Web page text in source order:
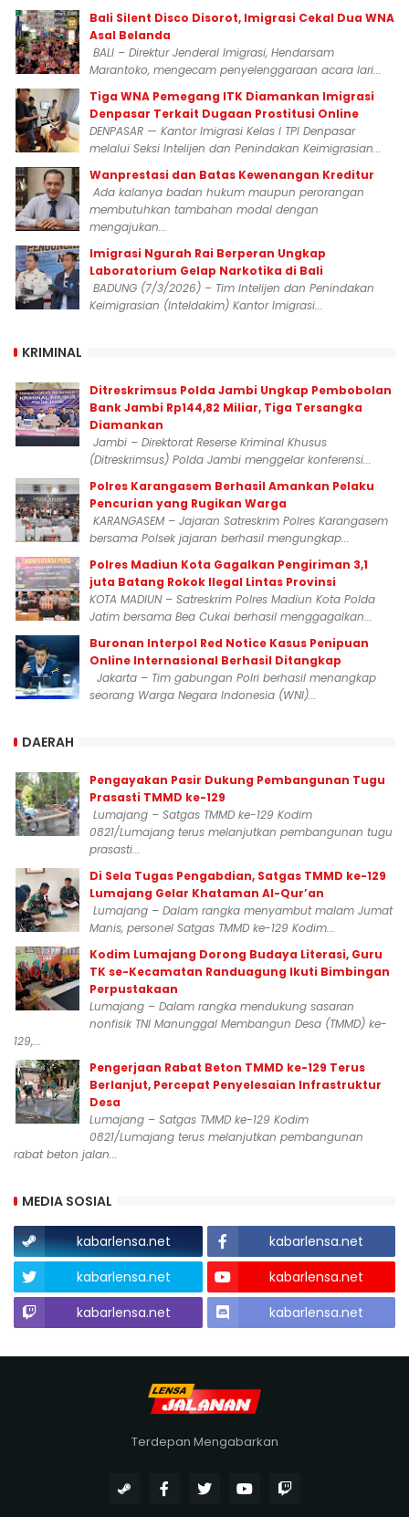
Bali Silent Disco Disorot, Imigrasi Cekal Dua WNA
Asal Belanda
BALI – Direktur Jenderal Imigrasi, Hendarsam
Marantoko, mengecam penyelenggaraan acara lari...
Tiga WNA Pemegang ITK Diamankan Imigrasi
Denpasar Terkait Dugaan Prostitusi Online
DENPASAR — Kantor Imigrasi Kelas I TPI Denpasar
melalui Seksi Intelijen dan Penindakan Keimigrasian...
Wanprestasi dan Batas Kewenangan Kreditur
Ada kalanya badan hukum maupun perorangan
membutuhkan tambahan modal dengan
mengajukan...
Imigrasi Ngurah Rai Berperan Ungkap
Laboratorium Gelap Narkotika di Bali
BADUNG (7/3/2026) – Tim Intelijen dan Penindakan
Keimigrasian (Inteldakim) Kantor Imigrasi...
KRIMINAL
Ditreskrimsus Polda Jambi Ungkap Pembobolan
Bank Jambi Rp144,82 Miliar, Tiga Tersangka
Diamankan
Jambi – Direktorat Reserse Kriminal Khusus
(Ditreskrimsus) Polda Jambi menggelar konferensi...
Polres Karangasem Berhasil Amankan Pelaku
Pencurian yang Rugikan Warga
KARANGASEM – Jajaran Satreskrim Polres Karangasem
bersama Polsek jajaran berhasil mengungkap...
Polres Madiun Kota Gagalkan Pengiriman 3,1
juta Batang Rokok Ilegal Lintas Provinsi
KOTA MADIUN – Satreskrim Polres Madiun Kota Polda
Jatim bersama Bea Cukai berhasil menggagalkan...
Buronan Interpol Red Notice Kasus Penipuan
Online Internasional Berhasil Ditangkap
Jakarta – Tim gabungan Polri berhasil menangkap
seorang Warga Negara Indonesia (WNI)...
DAERAH
Pengayakan Pasir Dukung Pembangunan Tugu
Prasasti TMMD ke-129
Lumajang – Satgas TMMD ke-129 Kodim
0821/Lumajang terus melanjutkan pembangunan tugu
prasasti...
Di Sela Tugas Pengabdian, Satgas TMMD ke-129
Lumajang Gelar Khataman Al-Qur’an
Lumajang – Dalam rangka menyambut malam Jumat
Manis, personel Satgas TMMD ke-129 Kodim...
Kodim Lumajang Dorong Budaya Literasi, Guru
TK se-Kecamatan Randuagung Ikuti Bimbingan
Perpustakaan
Lumajang – Dalam rangka mendukung sasaran
nonfisik TNI Manunggal Membangun Desa (TMMD) ke-
129,...
Pengerjaan Rabat Beton TMMD ke-129 Terus
Berlanjut, Percepat Penyelesaian Infrastruktur
Desa
Lumajang – Satgas TMMD ke-129 Kodim
0821/Lumajang terus melanjutkan pembangunan
rabat beton jalan...
MEDIA SOSIAL
kabarlensa.net
kabarlensa.net
kabarlensa.net
kabarlensa.net
kabarlensa.net
kabarlensa.net
Terdepan Mengabarkan